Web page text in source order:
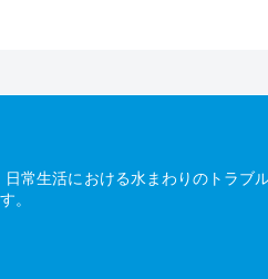
常生活における水まわりのトラブ
。